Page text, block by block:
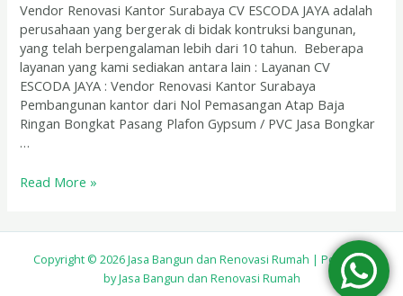
Vendor Renovasi Kantor Surabaya CV ESCODA JAYA adalah
perusahaan yang bergerak di bidak kontruksi bangunan,
yang telah berpengalaman lebih dari 10 tahun. Beberapa
layanan yang kami sediakan antara lain : Layanan CV
ESCODA JAYA : Vendor Renovasi Kantor Surabaya
Pembangunan kantor dari Nol Pemasangan Atap Baja
Ringan Bongkat Pasang Plafon Gypsum / PVC Jasa Bongkar
…
Read More »
Copyright © 2026 Jasa Bangun dan Renovasi Rumah | Powered
by Jasa Bangun dan Renovasi Rumah